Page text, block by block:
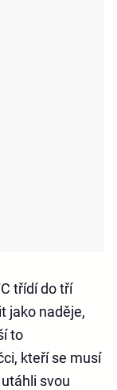
třídí do tří
jako naděje,
to
kteří se musí
svou